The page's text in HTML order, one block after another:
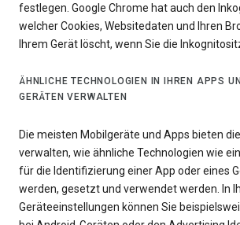
festlegen. Google Chrome hat auch den
welcher Cookies, Websitedaten und Ihren
Ihrem Gerät löscht, wenn Sie die
ÄHNLICHE TECHNOLOGIEN IN IHREN APPS
GERÄTEN VERWALTEN
Die meisten Mobilgeräte und Apps bieten
verwalten, wie ähnliche Technologien wie
für die Identifizierung einer App oder eines
werden, gesetzt und verwendet werden. In
Geräteeinstellungen können Sie